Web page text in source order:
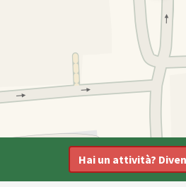
Hai un attività?